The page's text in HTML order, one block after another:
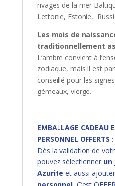
rivages de la mer
Lettonie, Estonie,
Les mois de
traditionnellement
L’ambre convient à
zodiaque, mais il est
conseillé pour les
gémeaux, vierge.
EMBALLAGE CADEAU
PERSONNEL OFFERTS :
Dès la validation de
pouvez sélectionner un
Azurite et aussi ajouter